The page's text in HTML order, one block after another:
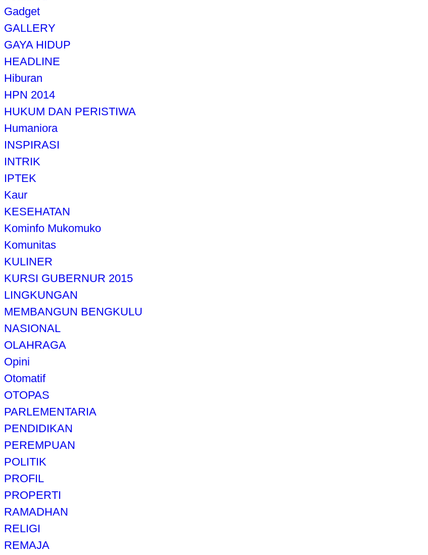
Gadget
GALLERY
GAYA HIDUP
HEADLINE
Hiburan
HPN 2014
HUKUM DAN PERISTIWA
Humaniora
INSPIRASI
INTRIK
IPTEK
Kaur
KESEHATAN
Kominfo Mukomuko
Komunitas
KULINER
KURSI GUBERNUR 2015
LINGKUNGAN
MEMBANGUN BENGKULU
NASIONAL
OLAHRAGA
Opini
Otomatif
OTOPAS
PARLEMENTARIA
PENDIDIKAN
PEREMPUAN
POLITIK
PROFIL
PROPERTI
RAMADHAN
RELIGI
REMAJA